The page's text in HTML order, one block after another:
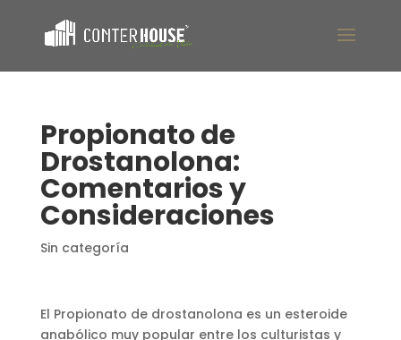
Propionato de
Drostanolona:
Comentarios y
Consideraciones
Sin categoría
El Propionato de drostanolona es un esteroide
anabólico muy popular entre los culturistas y